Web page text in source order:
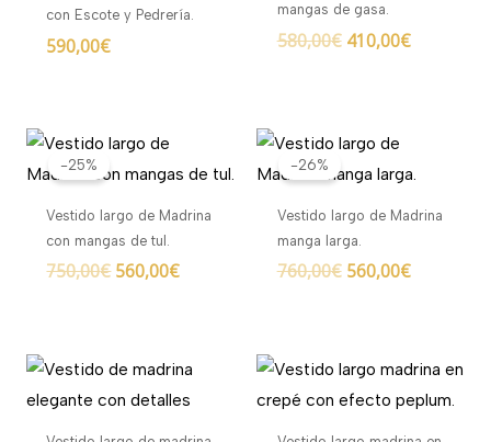
con Escote y Pedrería.
590,00€
mangas de gasa.
580,00€ 410,00€
-25%
Vestido largo de Madrina
con mangas de tul.
750,00€
El
precio
original
750,00€.
560,00€
actual
es:
560,00€.
-26%
Vestido largo de Madrina
manga larga.
760,00€
El
precio
original
760,00€.
560,00€
actual
es:
560,00€.